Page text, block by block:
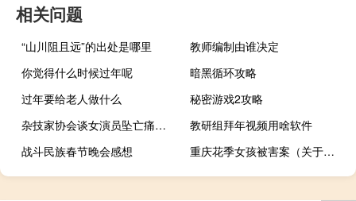
相关问题
“山川阻且远”的出处是哪里
教师编制由谁决定
你觉得什么时候过年呢
暗黑循环攻略
过年要给老人做什么
秘密游戏2攻略
杂技家协会谈女演员坠亡痛心震惊 坠亡杂技演员疑以前表演也无安全绳子
教研组拜年视频用啥软件
战斗民族春节晚会感想
重庆花季女孩被害案（关于重庆花季女孩被害案的介绍）